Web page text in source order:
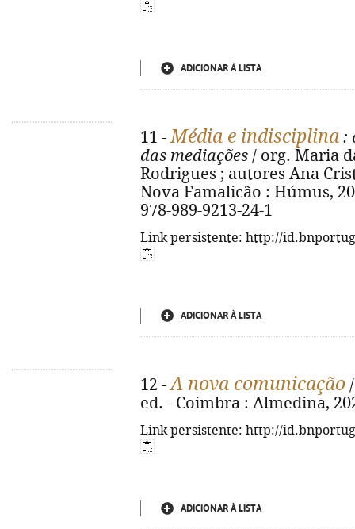
ADICIONAR À LISTA
11 -Média e indisciplina :
das mediações / org. Maria
Rodrigues ; autores Ana
Nova Famalicão : Húmus,
978-989-9213-24-1
Link persistente: http://
ADICIONAR À LISTA
12 -A nova comunicação
ed. - Coimbra : Almedina,
Link persistente: http://
ADICIONAR À LISTA